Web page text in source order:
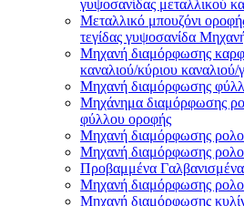
γυψοσανίδας μεταλλικού
Μεταλλικό μπουζόνι
τεγίδας γυψοσανίδα
Μηχανή διαμόρφωσης
καναλιού/κύριου καναλιού/
Μηχανή διαμόρφωσης
Μηχάνημα διαμόρφωσης
φύλλου οροφής
Μηχανή διαμόρφωσης
Μηχανή διαμόρφωσης
Προβαμμένα
Μηχανή διαμόρφωσης
Μηχανή διαμόρφωσης